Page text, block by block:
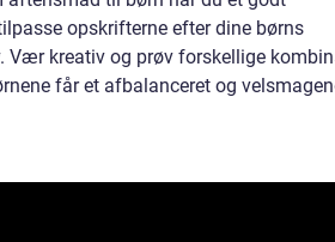
opskrifterne efter dine børns
kreativ og prøv forskellige
får et afbalanceret og